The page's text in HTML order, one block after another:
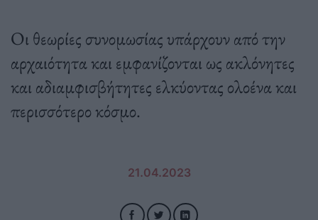
Οι θεωρίες συνομωσίας υπάρχουν από την
αρχαιότητα και εμφανίζονται ως ακλόνητες
και αδιαμφισβήτητες ελκύοντας ολοένα και
περισσότερο κόσμο.
21.04.2023